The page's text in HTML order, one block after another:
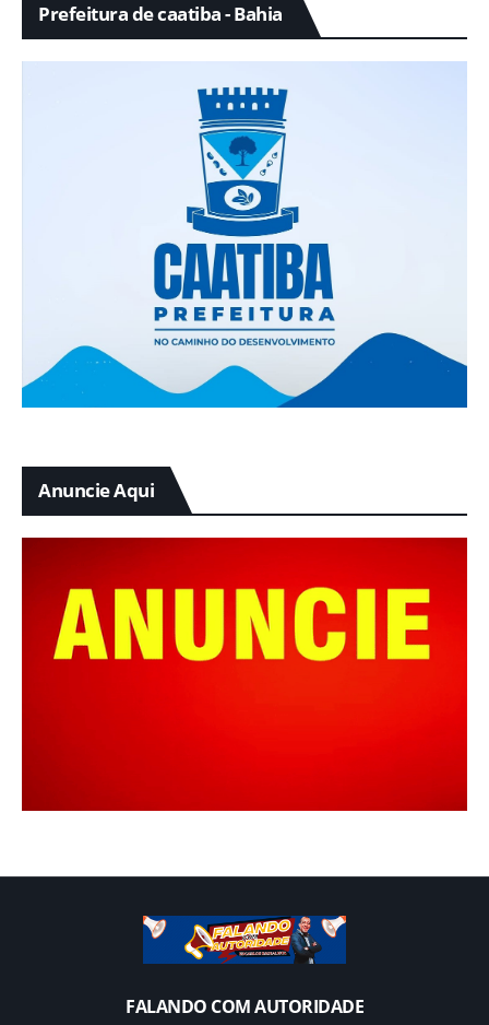
Prefeitura de caatiba - Bahia
Anuncie Aqui
FALANDO COM AUTORIDADE